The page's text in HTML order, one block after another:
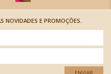
NOVIDADES E PROMOÇÕES.
ENVIAR